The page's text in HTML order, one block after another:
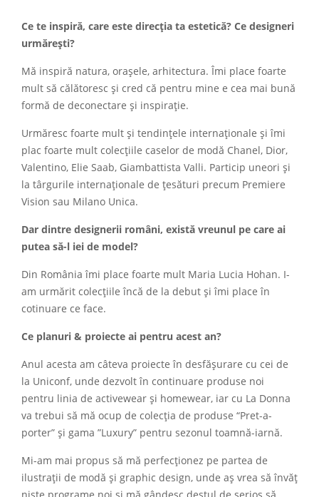
Ce te inspiră, care este direcția ta estetică? Ce designeri
urmărești?
Mă inspiră natura, orașele, arhitectura. Îmi place foarte
mult să călătoresc și cred că pentru mine e cea mai bună
formă de deconectare și inspirație.
Urmăresc foarte mult și tendințele internaționale și îmi
plac foarte mult colecțiile caselor de modă Chanel, Dior,
Valentino, Elie Saab, Giambattista Valli. Particip uneori și
la târgurile internaționale de țesături precum Premiere
Vision sau Milano Unica.
Dar dintre designerii români, există vreunul pe care ai
putea să-l iei de model?
Din România îmi place foarte mult Maria Lucia Hohan. I-
am urmărit colecțiile încă de la debut și îmi place în
cotinuare ce face.
Ce planuri & proiecte ai pentru acest an?
Anul acesta am câteva proiecte în desfășurare cu cei de
la Uniconf, unde dezvolt în continuare produse noi
pentru linia de activewear și homewear, iar cu La Donna
va trebui să mă ocup de colecția de produse “Pret-a-
porter” și gama ”Luxury” pentru sezonul toamnă-iarnă.
Mi-am mai propus să mă perfecționez pe partea de
ilustrații de modă și graphic design, unde aș vrea să învăț